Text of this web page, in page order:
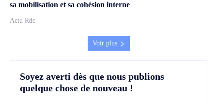
sa mobilisation et sa cohésion interne
Actu Rdc
Voir plus
Soyez averti dès que nous publions
quelque chose de nouveau !